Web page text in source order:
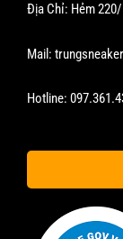
Địa Chỉ: Hẻm 220/
Mail:
Hotline: